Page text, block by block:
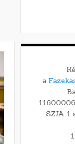
a
SZJA 1